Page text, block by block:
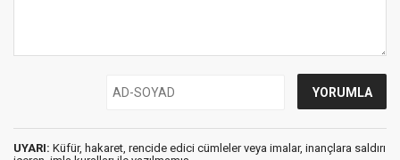
UYARI: Küfür, hakaret, rencide edici cümleler veya imalar, inançlara saldırı